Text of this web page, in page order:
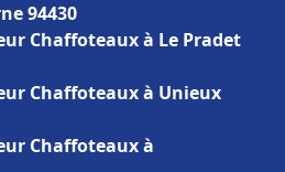
94430
Chaffoteaux à Le Pradet
Chaffoteaux à Unieux
Chaffoteaux à